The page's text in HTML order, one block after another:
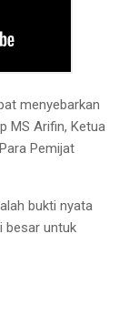
menyebarkan
MS Arifin, Ketua
Pemijat
bukti nyata
besar untuk